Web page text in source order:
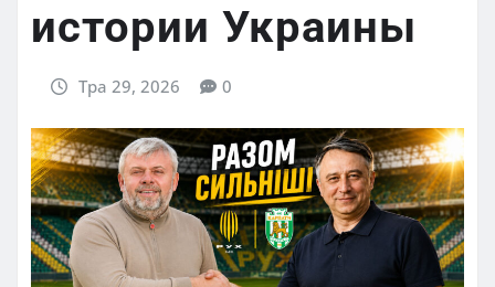
истории Украины
Тра 29, 2026 0